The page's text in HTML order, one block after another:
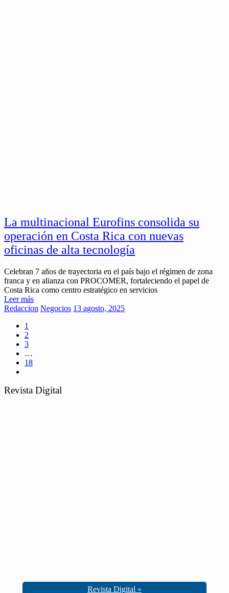
La multinacional Eurofins consolida su
operación en Costa Rica con nuevas
oficinas de alta tecnología
Celebran 7 años de trayectoria en el país bajo el régimen de zona
franca y en alianza con PROCOMER, fortaleciendo el papel de
Costa Rica como centro estratégico en servicios
Leer más
Redaccion Negocios 13 agosto, 2025
1
2
3
…
18
Revista Digital
Revista Digital »